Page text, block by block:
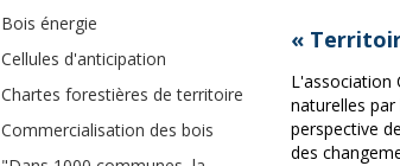
Bois énergie
Cellules d'anticipation
Chartes forestières de territoire
Commercialisation des bois
«
L'association
naturelles
perspective
des